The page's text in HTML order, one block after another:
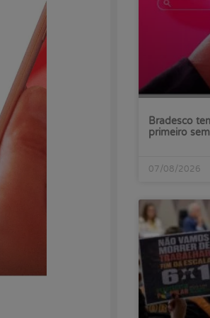
Bradesco
primeiro
07/08/2026